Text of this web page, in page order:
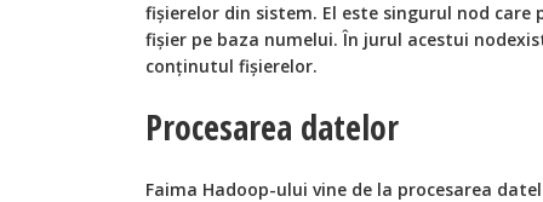
fișierelor din sistem. El este singurul nod
fișier pe baza numelui. În jurul acestui
conținutul fișierelor.
Procesarea datelor
Faima Hadoop-ului vine de la procesarea